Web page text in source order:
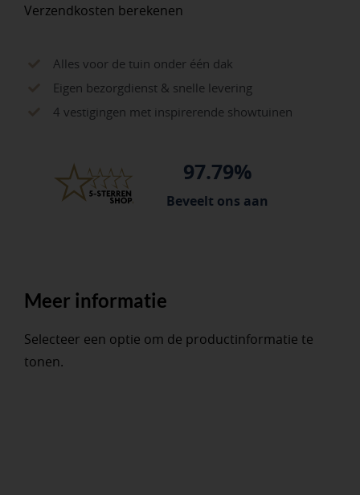
Verzendkosten berekenen
Alles voor de tuin onder één dak
Eigen bezorgdienst & snelle levering
4 vestigingen met inspirerende showtuinen
97.79%
Beveelt ons aan
Meer informatie
Selecteer een optie om de productinformatie te
tonen.